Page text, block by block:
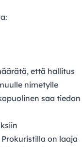
että hallitus
nimetylle
saa tiedon
on laaja